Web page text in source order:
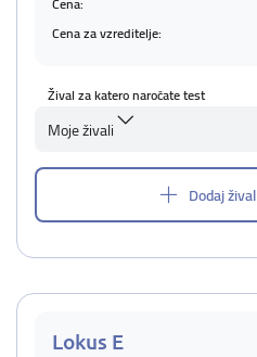
Cena za vzreditelje:
Žival za katero naročate test
Moje živali
Dodaj žival
Lokus E